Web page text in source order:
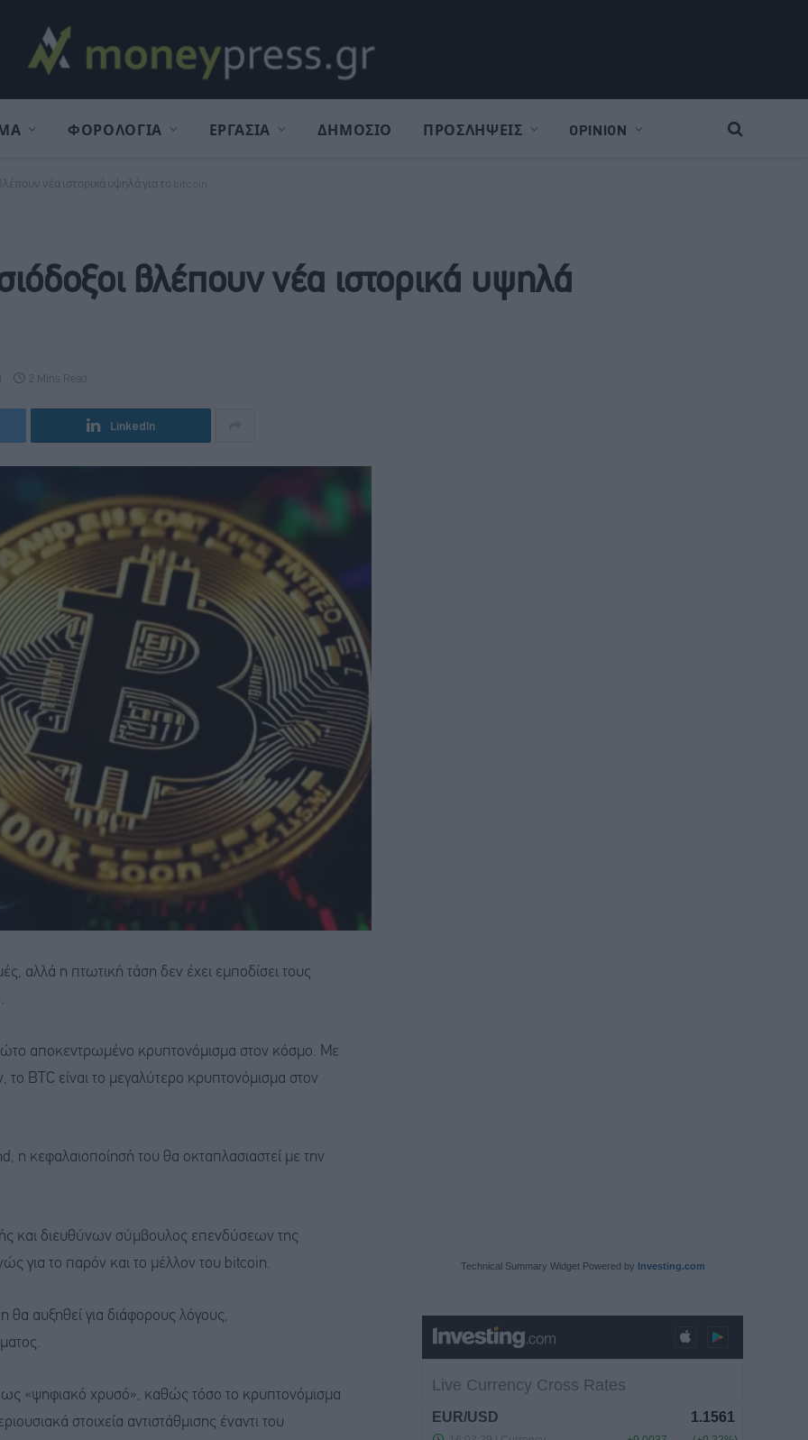
ΦΟΡΟΛΟΓΙΑ ΕΡΓΑΣΙΑ ΔΗΜΟΣΙΟ ΠΡΟΣΛΗΨΕΙΣ OPINION
νέα ιστορικά υψηλά για το bitcoin
βλέπουν νέα ιστορικά υψηλά
2 Mins Read
LinkedIn
αλλά η πτωτική τάση δεν έχει εμποδίσει τους
αποκεντρωμένο κρυπτονόμισμα στον κόσμο. Με
BTC είναι το μεγαλύτερο κρυπτονόμισμα στον
η κεφαλαιοποίησή του θα οκταπλασιαστεί με την
και διευθύνων σύμβουλος επενδύσεων της
για το παρόν και το μέλλον του bitcoin.
θα αυξηθεί για διάφορους λόγους,
«ψηφιακό χρυσό», καθώς τόσο το κρυπτονόμισμα
στοιχεία αντιστάθμισης έναντι του
Technical Summary Widget Powered by Investing.com